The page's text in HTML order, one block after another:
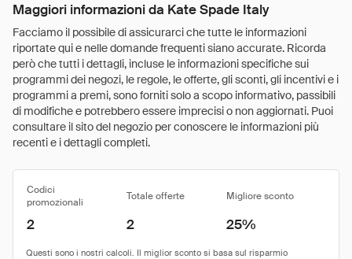
Maggiori informazioni da Kate Spade Italy
Facciamo il possibile di assicurarci che tutte le informazioni
riportate qui e nelle domande frequenti siano accurate. Ricorda
però che tutti i dettagli, incluse le informazioni specifiche sui
programmi dei negozi, le regole, le offerte, gli sconti, gli incentivi e i
programmi a premi, sono forniti solo a scopo informativo, passibili
di modifiche e potrebbero essere imprecisi o non aggiornati. Puoi
consultare il sito del negozio per conoscere le informazioni più
recenti e i dettagli completi.
Codici
promozionali
Totale offerte Migliore sconto
2 2 25%